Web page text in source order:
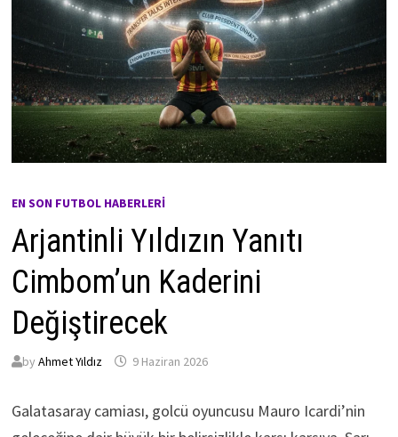
EN SON FUTBOL HABERLERI
Arjantinli Yıldızın Yanıtı
Cimbom’un Kaderini
Değiştirecek
by Ahmet Yıldız 9 Haziran 2026
Galatasaray camiası, golcü oyuncusu Mauro Icardi’nin